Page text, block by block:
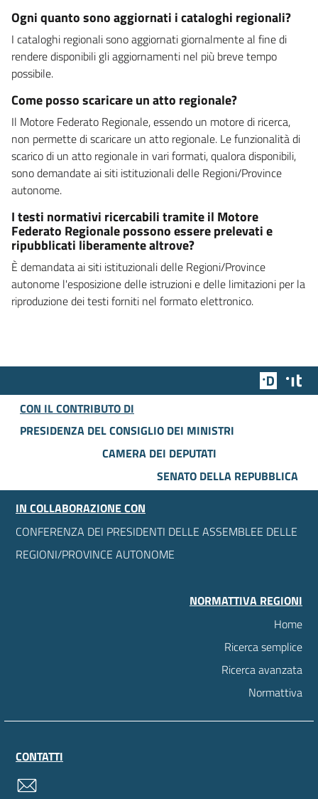
Ogni quanto sono aggiornati i cataloghi regionali?
I cataloghi regionali sono aggiornati giornalmente al fine di
rendere disponibili gli aggiornamenti nel più breve tempo
possibile.
Come posso scaricare un atto regionale?
Il Motore Federato Regionale, essendo un motore di ricerca,
non permette di scaricare un atto regionale. Le funzionalità di
scarico di un atto regionale in vari formati, qualora disponibili,
sono demandate ai siti istituzionali delle Regioni/Province
autonome.
I testi normativi ricercabili tramite il Motore
Federato Regionale possono essere prelevati e
ripubblicati liberamente altrove?
È demandata ai siti istituzionali delle Regioni/Province
autonome l'esposizione delle istruzioni e delle limitazioni per la
riproduzione dei testi forniti nel formato elettronico.
Team
CON IL CONTRIBUTO DI
PRESIDENZA DEL CONSIGLIO DEI MINISTRI
CAMERA DEI DEPUTATI
SENATO DELLA REPUBBLICA
IN COLLABORAZIONE CON
CONFERENZA DEI PRESIDENTI DELLE ASSEMBLEE DELLE
REGIONI/PROVINCE AUTONOME
NORMATTIVA REGIONI
Home
Ricerca semplice
Ricerca avanzata
Normattiva
CONTATTI